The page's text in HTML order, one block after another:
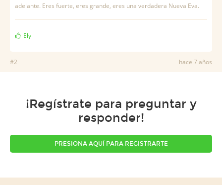
adelante. Eres fuerte, eres grande, eres una verdadera Nueva Eva.
Ely
#2 hace 7 años
¡Regístrate para preguntar y
responder!
PRESIONA AQUÍ PARA REGISTRARTE